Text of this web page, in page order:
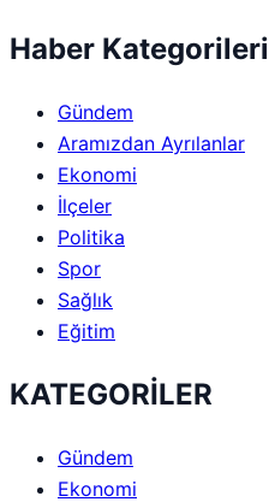
Haber Kategorileri
Gündem
Aramızdan Ayrılanlar
Ekonomi
İlçeler
Politika
Spor
Sağlık
Eğitim
KATEGORİLER
Gündem
Ekonomi